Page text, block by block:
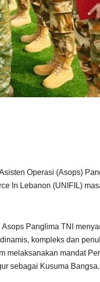
Operasi (Asops)
In Lebanon (UNIFIL)
Panglima TNI
kompleks dan
melaksanakan mandat
sebagai Kusuma Bangsa.